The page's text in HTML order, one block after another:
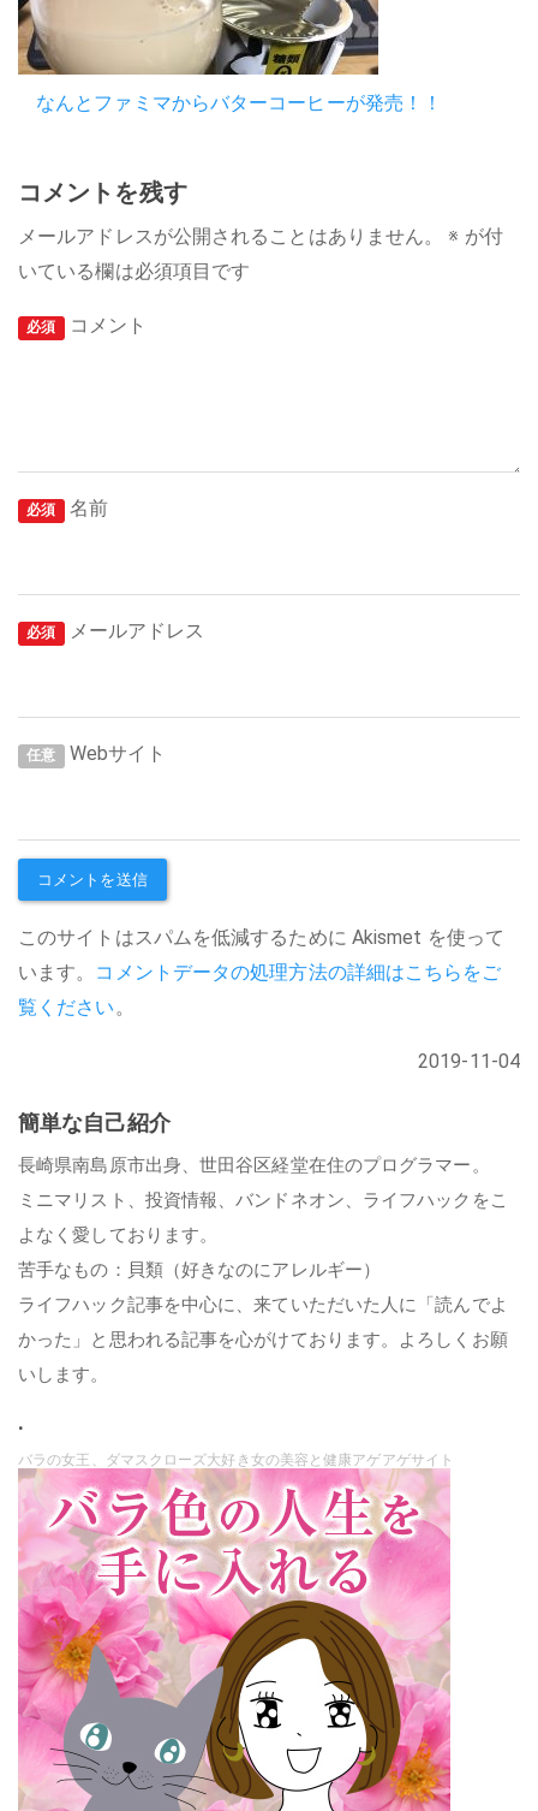
なんとファミマからバターコーヒーが発売！！
コメントを残す
メールアドレスが公開されることはありません。 ※ が付
いている欄は必須項目です
必須 コメント
必須 名前
必須 メールアドレス
任意 Webサイト
このサイトはスパムを低減するために Akismet を使って
います。 コメントデータの処理方法の詳細はこちらをご
覧ください。
2019-11-04
簡単な自己紹介
長崎県南島原市出身、世田谷区経堂在住のプログラマー。
ミニマリスト、投資情報、バンドネオン、ライフハックをこ
よなく愛しております。
苦手なもの：貝類（好きなのにアレルギー）
ライフハック記事を中心に、来ていただいた人に「読んでよ
かった」と思われる記事を心がけております。よろしくお願
いします。
.
バラの女王、ダマスクローズ大好き女の美容と健康アゲアゲサイト